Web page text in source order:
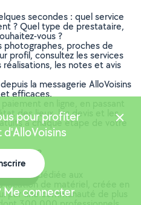
secondes : quel service
? Quel type de prestataire,
vous ?
photographes, proches de
profil, consultez les services
les notes et avis
la messagerie AlloVoisins
efficaces.
des lieux, les devis et les
à chaque étape de votre
?
leader dédiée aux
location de matériel, créée en
par une communauté de plus
pour profiter
Me connecter